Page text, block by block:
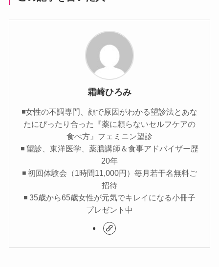
霜崎ひろみ
◾️女性の不調専門、顔で原因がわかる望診法とあな
たにぴったり合った『薬に頼らないセルフケアの
食べ方』フェミニン望診
◾️ 望診、東洋医学、薬膳講師＆食事アドバイザー歴
20年
◾️ 初回体験会（1時間11,000円）毎月若干名無料ご
招待
◾️ 35歳から65歳女性が元気でキレイになる小冊子
プレゼント中